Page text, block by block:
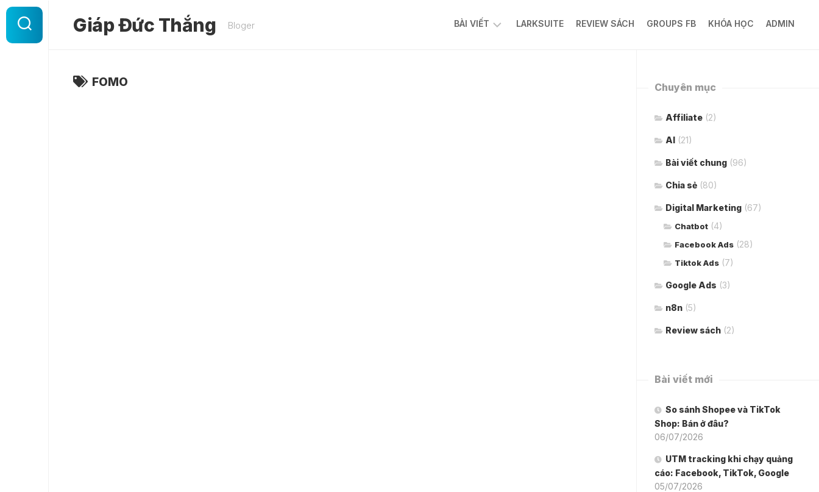
Skip
content
Giáp Đức Thắng Bloger BÀI VIẾT LARKSUITE REVIEW SÁCH GROUPS FB KHÓA HỌC ADMIN
FOMO Chuyên mục
Affiliate (2)
AI (21)
Bài viết chung (96)
Chia sẻ (80)
Digital Marketing (67)
Chatbot (4)
Facebook Ads (28)
Tiktok Ads (7)
Google Ads (3)
n8n (5)
Review sách (2)
Bài viết mới
So sánh Shopee và TikTok
Shop: Bán ở đâu?
06/07/2026
UTM tracking khi chạy quảng
cáo: Facebook, TikTok, Google
05/07/2026